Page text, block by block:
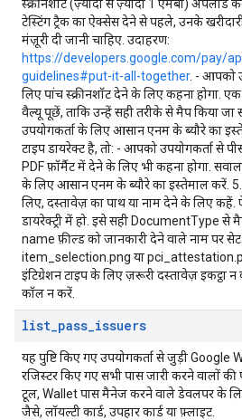
स्क्रीनशॉट (ज़्यादा से ज़्यादा 1 एमबी) अपलोड
टेस्टिंग ट्रैक का ऐक्सेस देने से पहले, उनके
मंज़ूरी दी जानी चाहिए. उदाहरण:
https://developers.google.com/pay/
guidelines#put-it-all-together. - आपको
लिए पांच स्क्रीनशॉट देने के लिए कहना होगा.
वैल्यू पूछें, ताकि उन्हें सही तरीके से मैप किया
उपयोगकर्ता के लिए आसान एनम के ब्यौरे का
टाइप डायरेक्ट है, तो: - आपको उपयोगकर्ता से
PDF फ़ॉर्मैट में देने के लिए भी कहना होगा.
के लिए आसान एनम के ब्यौरे का इस्तेमाल करें.
लिए, दस्तावेज़ का पाथ या नाम देने के लिए
डायरेक्ट्री में हो. इसे सही DocumentType से
name फ़ील्ड को जानकारी देने वाले नाम पर
item_selection.png या
इंटिग्रेशन टाइप के लिए ज़रूरी दस्तावेज़ इकट्ठा
कॉल न करें.
list_pass_issuers
यह पुष्टि किए गए उपयोगकर्ता से जुड़ी
रजिस्टर किए गए सभी पास जारी करने वालों की
टूल, Wallet पास मैनेज करने वाले डेवलपर के
जैसे, लॉयल्टी कार्ड, उपहार कार्ड या फ़्लाइट.